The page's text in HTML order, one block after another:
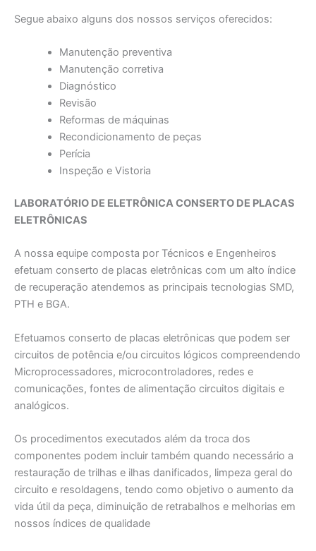
Segue abaixo alguns dos nossos serviços oferecidos:
Manutenção preventiva
Manutenção corretiva
Diagnóstico
Revisão
Reformas de máquinas
Recondicionamento de peças
Perícia
Inspeção e Vistoria
LABORATÓRIO DE ELETRÔNICA CONSERTO DE PLACAS
ELETRÔNICAS
A nossa equipe composta por Técnicos e Engenheiros
efetuam conserto de placas eletrônicas com um alto índice
de recuperação atendemos as principais tecnologias SMD,
PTH e BGA.
Efetuamos conserto de placas eletrônicas que podem ser
circuitos de potência e/ou circuitos lógicos compreendendo
Microprocessadores, microcontroladores, redes e
comunicações, fontes de alimentação circuitos digitais e
analógicos.
Os procedimentos executados além da troca dos
componentes podem incluir também quando necessário a
restauração de trilhas e ilhas danificados, limpeza geral do
circuito e resoldagens, tendo como objetivo o aumento da
vida útil da peça, diminuição de retrabalhos e melhorias em
nossos índices de qualidade